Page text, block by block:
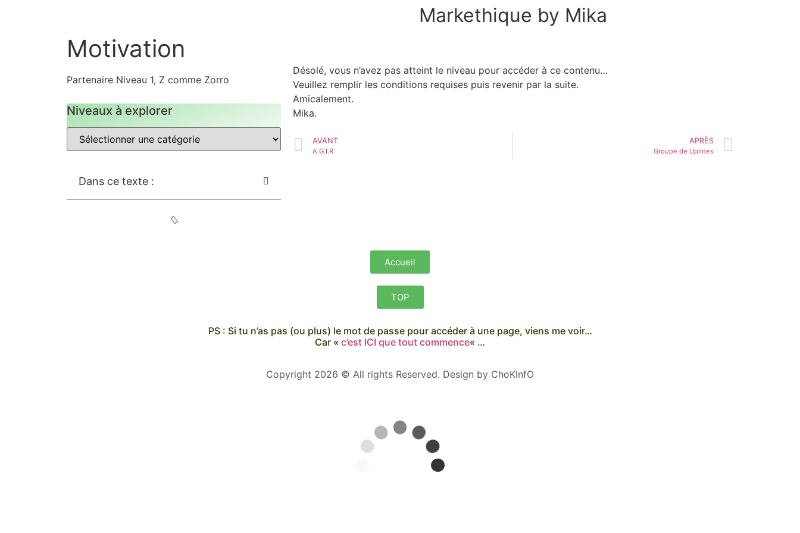
Markethique by Mika
Motivation
Partenaire Niveau 1, Z comme Zorro
Niveaux à explorer
Dans ce texte :
Désolé, vous n’avez pas atteint le niveau pour accéder à ce contenu…
Veuillez remplir les conditions requises puis revenir par la suite.
Amicalement.
Mika.
AVANT
A.G.I.R
APRÈS
Groupe de Uplines
Accueil
TOP
PS : Si tu n’as pas (ou plus) le mot de passe pour accéder à une page, viens me voir…
Car « c’est ICI que tout commence« …
Copyright 2026 © All rights Reserved. Design by ChoKInfO